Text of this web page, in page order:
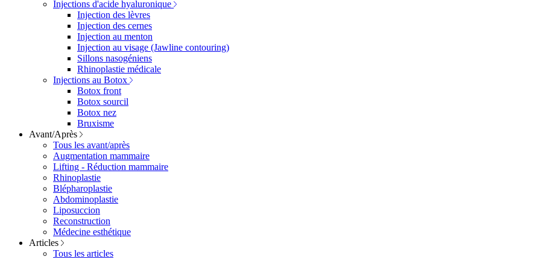
Injections d'acide hyaluronique
Injection des lèvres
Injection des cernes
Injection au menton
Injection au visage (Jawline contouring)
Sillons nasogéniens
Rhinoplastie médicale
Injections au Botox
Botox front
Botox sourcil
Botox nez
Bruxisme
Avant/Après
Tous les avant/après
Augmentation mammaire
Lifting - Réduction mammaire
Rhinoplastie
Blépharoplastie
Abdominoplastie
Liposuccion
Reconstruction
Médecine esthétique
Articles
Tous les articles